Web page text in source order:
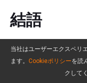
結語
CHKDSKの実行後
めに、Found.000
MiniTool Power
当社はユーザーエクスペリ
ます。 Cookieポリシーを読
クして